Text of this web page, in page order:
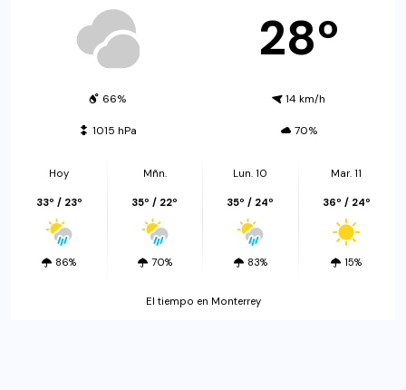
28º
66% 14 km/h
1015 hPa 70%
Hoy
33º / 23º
86%
Mñn.
35º / 22º
70%
Lun. 10
35º / 24º
83%
Mar. 11
36º / 24º
15%
El tiempo en Monterrey